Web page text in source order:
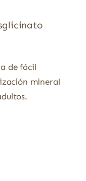
de fácil
mineral